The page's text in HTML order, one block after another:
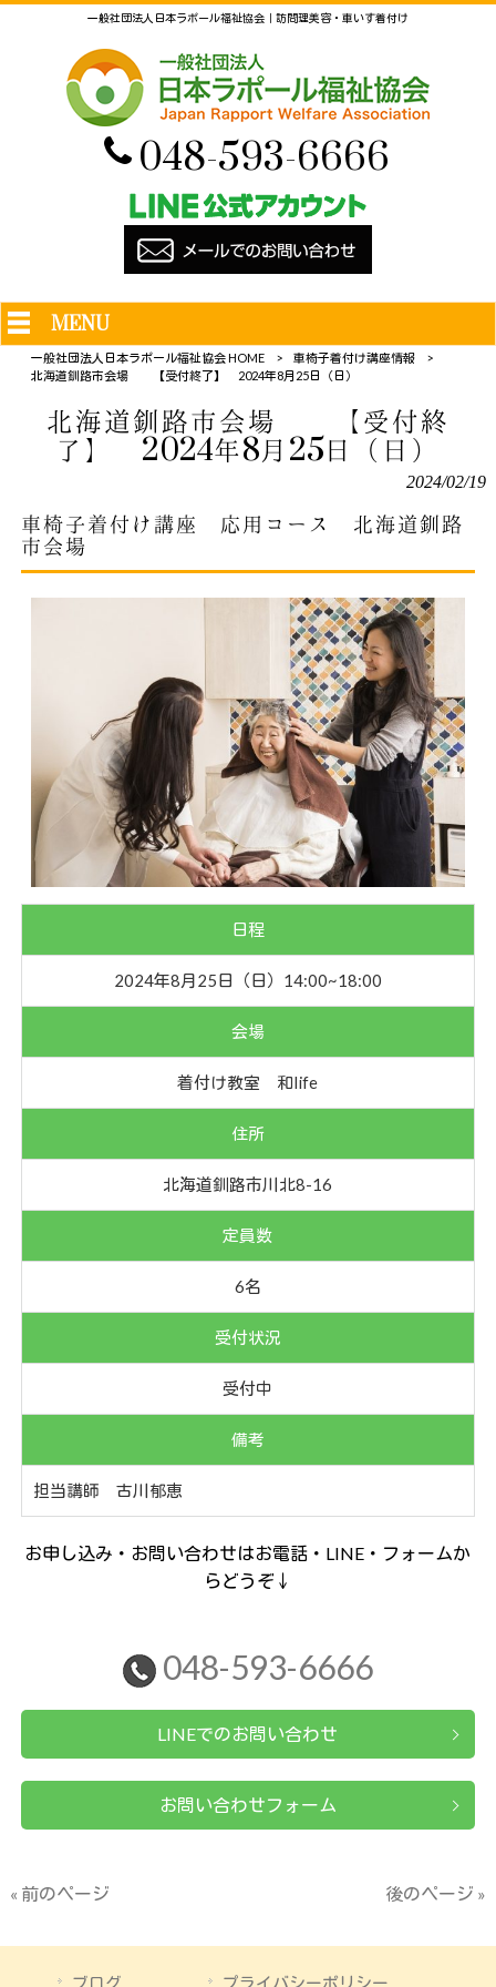
一般社団法人日本ラポール福祉協会｜訪問理美容・車いす着付け
048-593-6666
MENU
一般社団法人日本ラポール福祉協会 HOME > 車椅子着付け講座情報
>
北海道釧路市会場 【受付終了】 2024年8月25日（日）
北海道釧路市会場 【受付終
了】 2024年8月25日（日）
2024/02/19
車椅子着付け講座 応用コース 北海道釧路
市会場
日程
2024年8月25日（日）14:00~18:00
会場
着付け教室 和life
住所
北海道釧路市川北8-16
定員数
6名
受付状況
受付中
備考
担当講師 古川郁恵
お申し込み・お問い合わせはお電話・LINE・フォームか
らどうぞ↓
048-593-6666
LINEでのお問い合わせ
お問い合わせフォーム
« 前のページ 後のページ »
ブログ プライバシーポリシー